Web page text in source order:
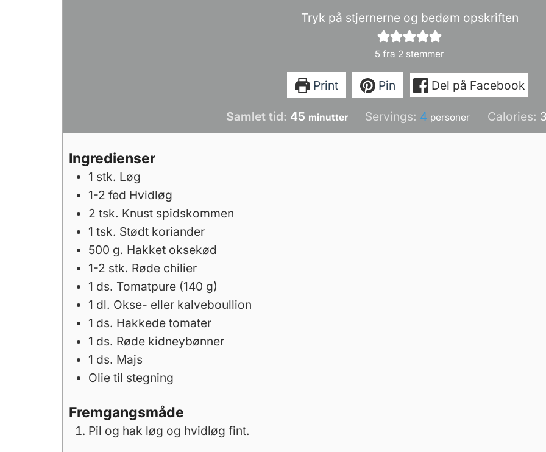
Tryk på stjernerne og bedøm opskriften
5 fra 2 stemmer
Print Pin Del på Facebook
Samlet tid: 45 minutter
minutter Servings: 4 personer Calories:
Ingredienser
1 stk. Løg
1-2 fed Hvidløg
2 tsk. Knust spidskommen
1 tsk. Stødt koriander
500 g. Hakket oksekød
1-2 stk. Røde chilier
1 ds. Tomatpure (140 g)
1 dl. Okse- eller kalveboullion
1 ds. Hakkede tomater
1 ds. Røde kidneybønner
1 ds. Majs
Olie til stegning
Fremgangsmåde
Pil og hak løg og hvidløg fint.